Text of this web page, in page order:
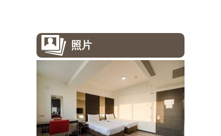
照片